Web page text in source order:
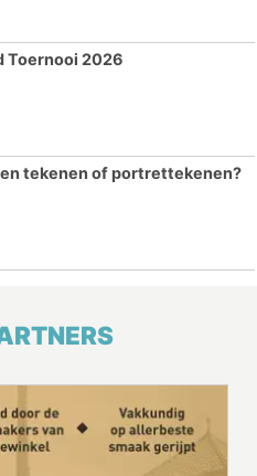
Toernooi 2026
tekenen of portrettekenen?